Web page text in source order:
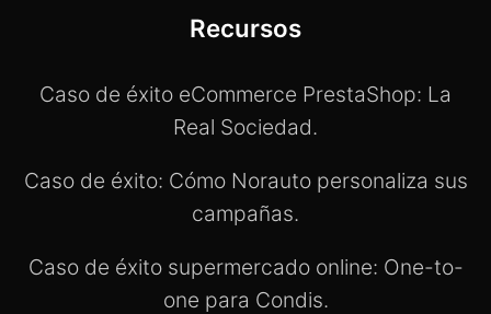
Recursos
Caso de éxito eCommerce PrestaShop: La
Real Sociedad.
Caso de éxito: Cómo Norauto personaliza sus
campañas.
Caso de éxito supermercado online: One-to-
one para Condis.